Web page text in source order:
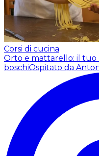
Corsi di cucina
Orto e mattarello: il tuo
boschiOspitato da